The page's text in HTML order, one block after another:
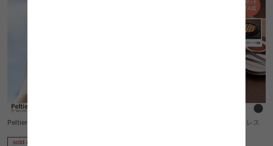
Peltier クールハンディファン
sold out
【幅30.3cm】Elda マルチスモークレス